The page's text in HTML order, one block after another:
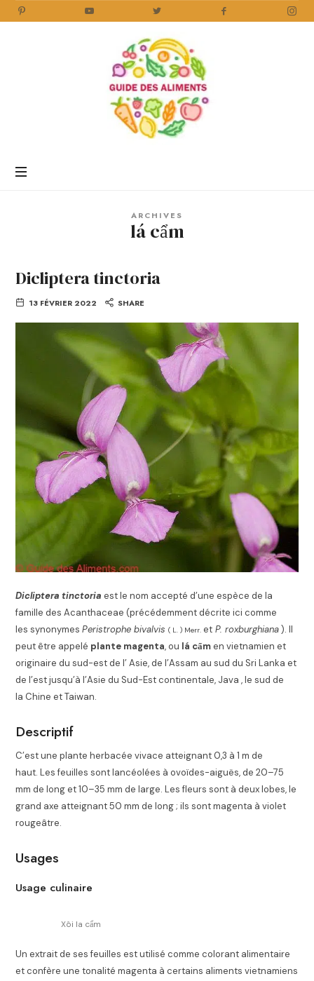
Aliments
ARCHIVES
lá cẩm
Dicliptera tinctoria
13 FÉVRIER 2022 SHARE
Dicliptera tinctoria est le nom accepté d’une espèce de la
famille des Acanthaceae (précédemment décrite ici comme
les synonymesPeristrophe bivalvis( L. ) Merr.et P. roxburghiana). Il
peut être appelé plante magenta, ou lá cẩmen vietnamien et
originaire du sud-est de l’ Asie, de l’Assam au sud du Sri Lanka et
de l’est jusqu’à l’Asie du Sud-Est continentale, Java , le sud de
la Chine et Taiwan.
Descriptif
C’est une plante herbacée vivace atteignant 0,3 à 1 m de
haut. Les feuilles sont lancéolées à ovoïdes-aiguës, de 20–75
mm de long et 10–35 mm de large. Les fleurs sont à deux lobes, le
grand axe atteignant 50 mm de long ; ils sont magenta à violet
rougeâtre.
Usages
Usage culinaire
Xôi la cẩm
Un extrait de ses feuilles est utilisé comme colorant alimentaire
et confère une tonalité magenta à certains aliments vietnamiens